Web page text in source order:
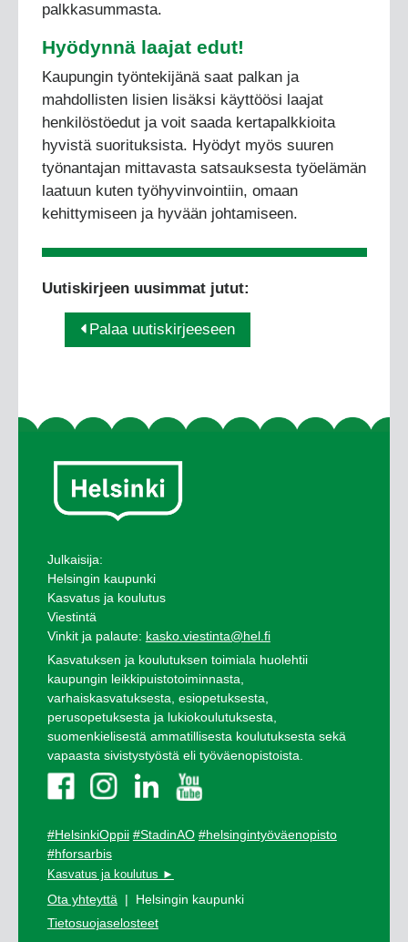
palkkasummasta.
Hyödynnä laajat edut!
Kaupungin työntekijänä saat palkan ja
mahdollisten lisien lisäksi käyttöösi laajat
henkilöstöedut ja voit saada kertapalkkioita
hyvistä suorituksista. Hyödyt myös suuren
työnantajan mittavasta satsauksesta työelämän
laatuun kuten työhyvinvointiin, omaan
kehittymiseen ja hyvään johtamiseen.
Uutiskirjeen uusimmat jutut:
Palaa uutiskirjeeseen
Julkaisija:
Helsingin kaupunki
Kasvatus ja koulutus
Viestintä
Vinkit ja palaute: kasko.viestinta@hel.fi
Kasvatuksen ja koulutuksen toimiala huolehtii
kaupungin leikkipuistotoiminnasta,
varhaiskasvatuksesta, esiopetuksesta,
perusopetuksesta ja lukiokoulutuksesta,
suomenkielisestä ammatillisesta koulutuksesta sekä
vapaasta sivistystyöstä eli työväenopistoista.
#HelsinkiOppii #StadinAO #helsingintyöväenopisto
#hforsarbis
Kasvatus ja koulutus ►
Ota yhteyttä | Helsingin kaupunki
Tietosuojaselosteet